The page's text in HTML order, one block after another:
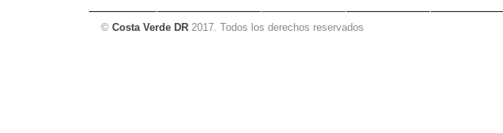
© Costa Verde DR 2017. Todos los derechos reservados